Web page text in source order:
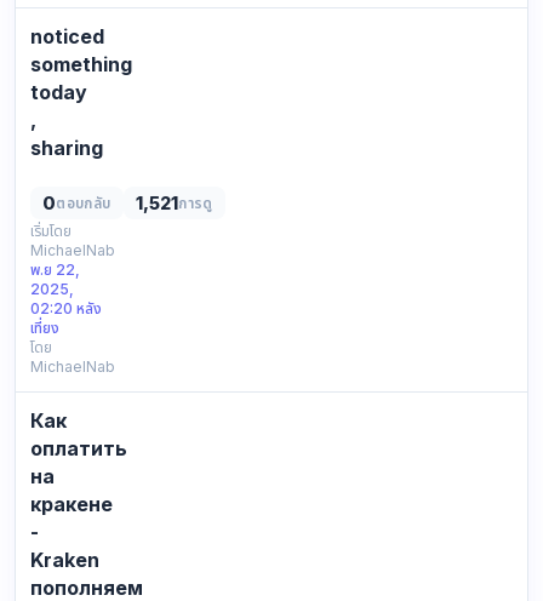
ссылка:
https://kra39ac.cc
Резервное
зеркалo
noticed
something
today
,
sharing
even
know
how
i
got
here
figured
why
not
not
detailed
at
fyi
for
context
เริ่มโดย
MichaelNab
พ.ย 22,
2025,
02:20 หลัง
เที่ยง
โดย
MichaelNab
0ตอบกลับ 1,521การดู
Как
оплатить
на
кракене
-
Kraken
пополняем